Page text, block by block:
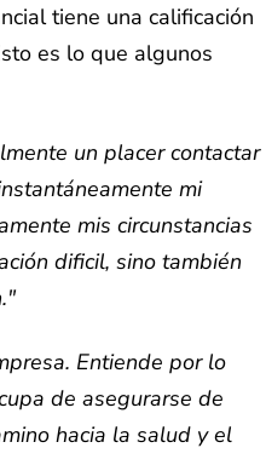
tiene una calificación
es lo que algunos
un placer contactar
mi
mis circunstancias
dificil, sino también
Entiende por lo
de asegurarse de
hacia la salud y el